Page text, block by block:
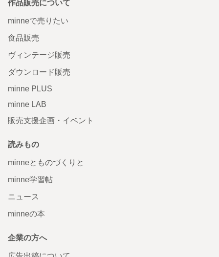
作品販売について
minneで売りたい
食品販売
ヴィンテージ販売
ダウンロード販売
minne PLUS
minne LAB
販売支援企画・イベント
読みもの
minneとものづくりと
minne学習帖
ニュース
minneの本
企業の方へ